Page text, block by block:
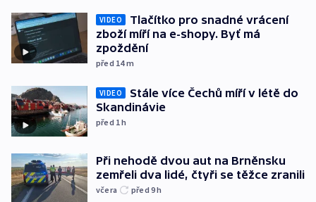
VIDEO
Tlačítko pro snadné vrácení
zboží míří na e-shopy. Byť má
zpoždění
před 14m
VIDEO
Stále více Čechů míří v létě do
Skandinávie
před 1h
Při nehodě dvou aut na Brněnsku
zemřeli dva lidé, čtyři se těžce zranili
včera před 9h